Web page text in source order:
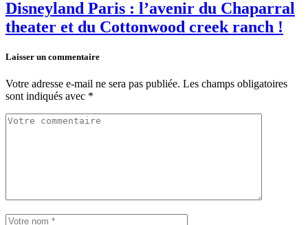
Disneyland Paris : l’avenir du Chaparral
theater et du Cottonwood creek ranch !
Laisser un commentaire
Votre adresse e-mail ne sera pas publiée. Les champs obligatoires
sont indiqués avec *